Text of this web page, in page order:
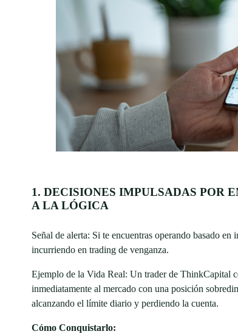
1. DECISIONES IMPULSADAS POR
A LA LÓGICA
Señal de alerta: Si te encuentras operando basado
incurriendo en trading de venganza.
Ejemplo de la Vida Real: Un trader de ThinkCapital
inmediatamente al mercado con una posición
alcanzando el límite diario y perdiendo la cuenta.
Cómo Conquistarlo: